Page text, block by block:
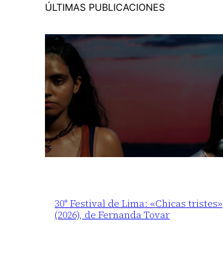
ÚLTIMAS PUBLICACIONES
30° Festival de Lima: «Chicas tristes»
(2026), de Fernanda Tovar